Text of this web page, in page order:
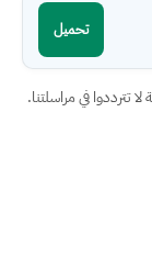
تحميل
في مراسلتنا.